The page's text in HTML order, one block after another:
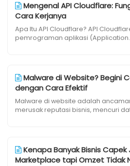
Mengenal API Cloudflare:
Cara Kerjanya
Apa Itu API Cloudflare? API
pemrograman aplikasi
Malware di Website? Begini
dengan Cara Efektif
Malware di website adalah
merusak reputasi bisnis, mencuri
Kenapa Banyak Bisnis Capek
Marketplace tapi Omzet Tidak